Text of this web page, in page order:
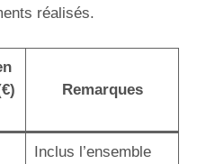
réalisés.
Remarques
Inclus l’ensemble